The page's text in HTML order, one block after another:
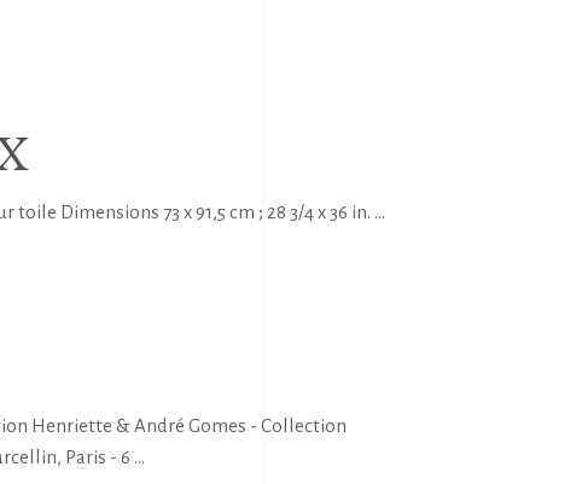
Dimensions 73 x 91,5 cm ; 28 3/4 x 36 in.
Henriette & André Gomes - Collection
Paris - 6